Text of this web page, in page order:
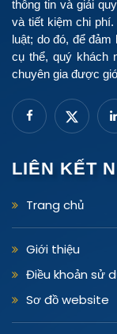
thông tin và giải
và tiết kiệm chi
luật; do đó, để
cụ thể, quý khách
chuyên gia được
LIÊN KẾT
Trang chủ
Giới thiệu
Điều khoản sử
Sơ đồ website